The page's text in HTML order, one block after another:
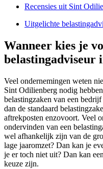
Recensies uit Sint
Uitgelichte
Wanneer kies je
belastingadviseur
Veel ondernemingen weten
Sint Odilienberg nodig
belastingzaken van een
dan de standaard
aftrekposten enzovoort. Veel
ondervinden van een
wel afhankelijk zijn van de
lage jaaromzet? Dan kan je
je er toch niet uit? Dan kan
keuze zijn.